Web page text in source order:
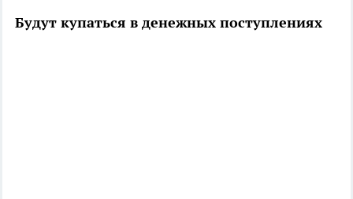
Будут купаться в денежных поступлениях